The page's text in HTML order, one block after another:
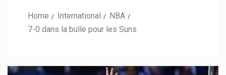
Home International
NBA
7-0 dans la bulle pour les Suns